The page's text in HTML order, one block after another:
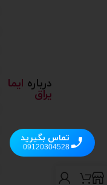
درباره ایما
یراق
تماس بگیرید
09120304528